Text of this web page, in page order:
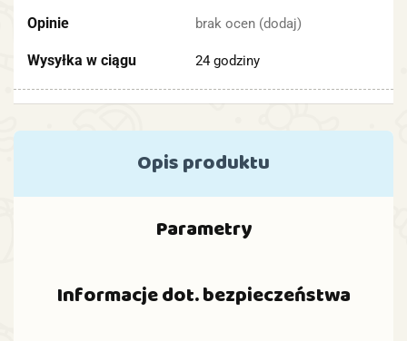
Opinie brak ocen (dodaj)
Wysyłka w ciągu 24 godziny
Opis produktu
Parametry
Informacje dot. bezpieczeństwa